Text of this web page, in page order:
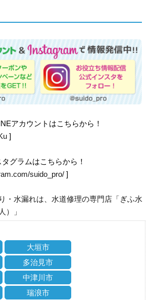
アカウントはこちらから！
]
グラムはこちらから！
suido_pro/ ]
・水漏れは、水道修理の専門店「ぎふ水
）」
大垣市
多治見市
中津川市
瑞浪市